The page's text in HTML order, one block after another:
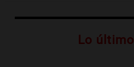
Lo último